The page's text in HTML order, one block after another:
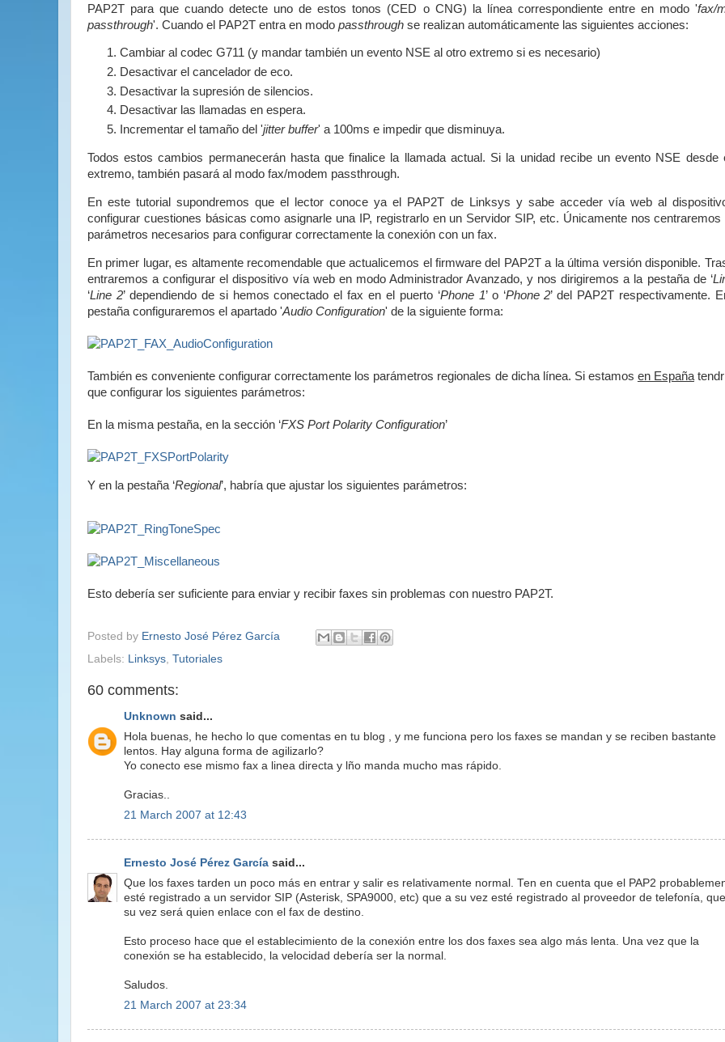
PAP2T para que cuando detecte uno de estos tonos (CED o CNG) la línea correspondiente entre en modo 'fax/
passthrough'. Cuando el PAP2T entra en modo passthrough se realizan automáticamente las siguientes acciones:
Cambiar al codec G711 (y mandar también un evento NSE al otro extremo si es necesario)
Desactivar el cancelador de eco.
Desactivar la supresión de silencios.
Desactivar las llamadas en espera.
Incrementar el tamaño del 'jitter buffer' a 100ms e impedir que disminuya.
Todos estos cambios permanecerán hasta que finalice la llamada actual. Si la unidad recibe un evento NSE desde
extremo, también pasará al modo fax/modem passthrough.
En este tutorial supondremos que el lector conoce ya el PAP2T de Linksys y sabe acceder vía web al
configurar cuestiones básicas como asignarle una IP, registrarlo en un Servidor SIP, etc. Únicamente nos centraremos
parámetros necesarios para configurar correctamente la conexión con un fax.
En primer lugar, es altamente recomendable que actualicemos el firmware del PAP2T a la última versión disponible.
entraremos a configurar el dispositivo vía web en modo Administrador Avanzado, y nos dirigiremos a la pestaña de ‘
‘Line 2’ dependiendo de si hemos conectado el fax en el puerto ‘Phone 1’ o ‘Phone 2’ del PAP2T respectivamente.
pestaña configuraremos el apartado 'Audio Configuration' de la siguiente forma:
También es conveniente configurar correctamente los parámetros regionales de dicha línea. Si estamos en España
que configurar los siguientes parámetros:
En la misma pestaña, en la sección ‘FXS Port Polarity Configuration’
Y en la pestaña ‘Regional’, habría que ajustar los siguientes parámetros:
Esto debería ser suficiente para enviar y recibir faxes sin problemas con nuestro PAP2T.
Posted by Ernesto José Pérez García
Labels:
Linksys Tutoriales
60 comments:
Unknown said...
Hola buenas, he hecho lo que comentas en tu blog , y me funciona pero los faxes se mandan y se reciben bastante
lentos. Hay alguna forma de agilizarlo?
Yo conecto ese mismo fax a linea directa y lño manda mucho mas rápido.
Gracias..
21 March 2007 at 12:43
Ernesto José Pérez García said...
Que los faxes tarden un poco más en entrar y salir es relativamente normal. Ten en cuenta que el PAP2
esté registrado a un servidor SIP (Asterisk, SPA9000, etc) que a su vez esté registrado al proveedor de telefonía,
su vez será quien enlace con el fax de destino.
Esto proceso hace que el establecimiento de la conexión entre los dos faxes sea algo más lenta. Una vez que la
conexión se ha establecido, la velocidad debería ser la normal.
Saludos.
21 March 2007 at 23:34